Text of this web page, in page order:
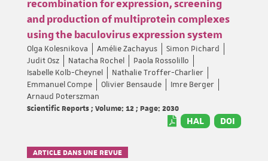
recombination for expression, screening
and production of multiprotein complexes
using the baculovirus expression system
Olga Kolesnikova Amélie Zachayus
Simon Pichard
Judit Osz
Natacha Rochel
Paola Rossolillo
Isabelle Kolb-Cheynel
Nathalie Troffer-Charlier
Emmanuel Compe
Olivier Bensaude
Imre Berger
Arnaud Poterszman
Scientific Reports ; Volume: 12 ; Page: 2030
HAL DOI
ARTICLE DANS UNE REVUE